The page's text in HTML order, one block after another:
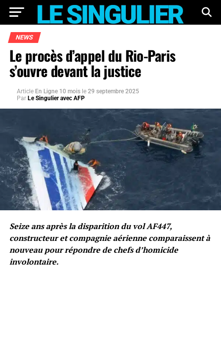
NEWS
Le procès d’appel du Rio-Paris
s’ouvre devant la justice
Article En Ligne 10 mois le 29 septembre 2025
Par Le Singulier avec AFP
Seize ans après la disparition du vol AF447,
constructeur et compagnie aérienne comparaissent à
nouveau pour répondre de chefs d’homicide
involontaire.